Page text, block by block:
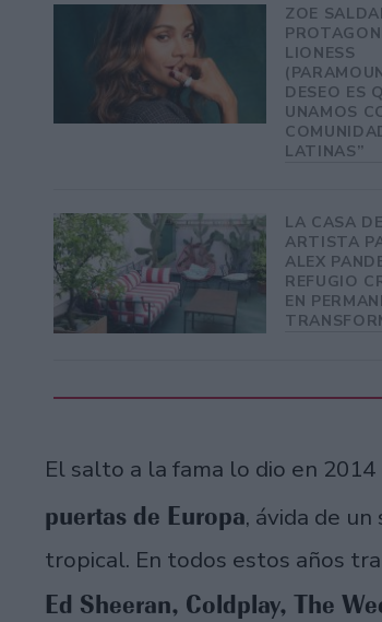
ZOE
LIONESS
DESEO ES
UNAMOS
LATINAS”
LA CASA
ARTISTA
ALEX
REFUGIO
EN
El salto a la fama lo dio en 2014
puertas de Europa, ávida de
tropical. En todos estos años
Ed Sheeran, Coldplay, The